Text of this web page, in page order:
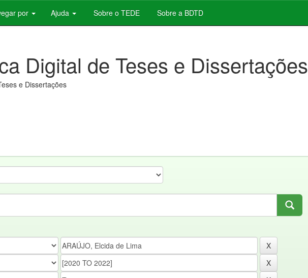
por Ajuda Sobre o TEDE Sobre a BDTD
Digital de Teses e Dissertações
e Dissertações